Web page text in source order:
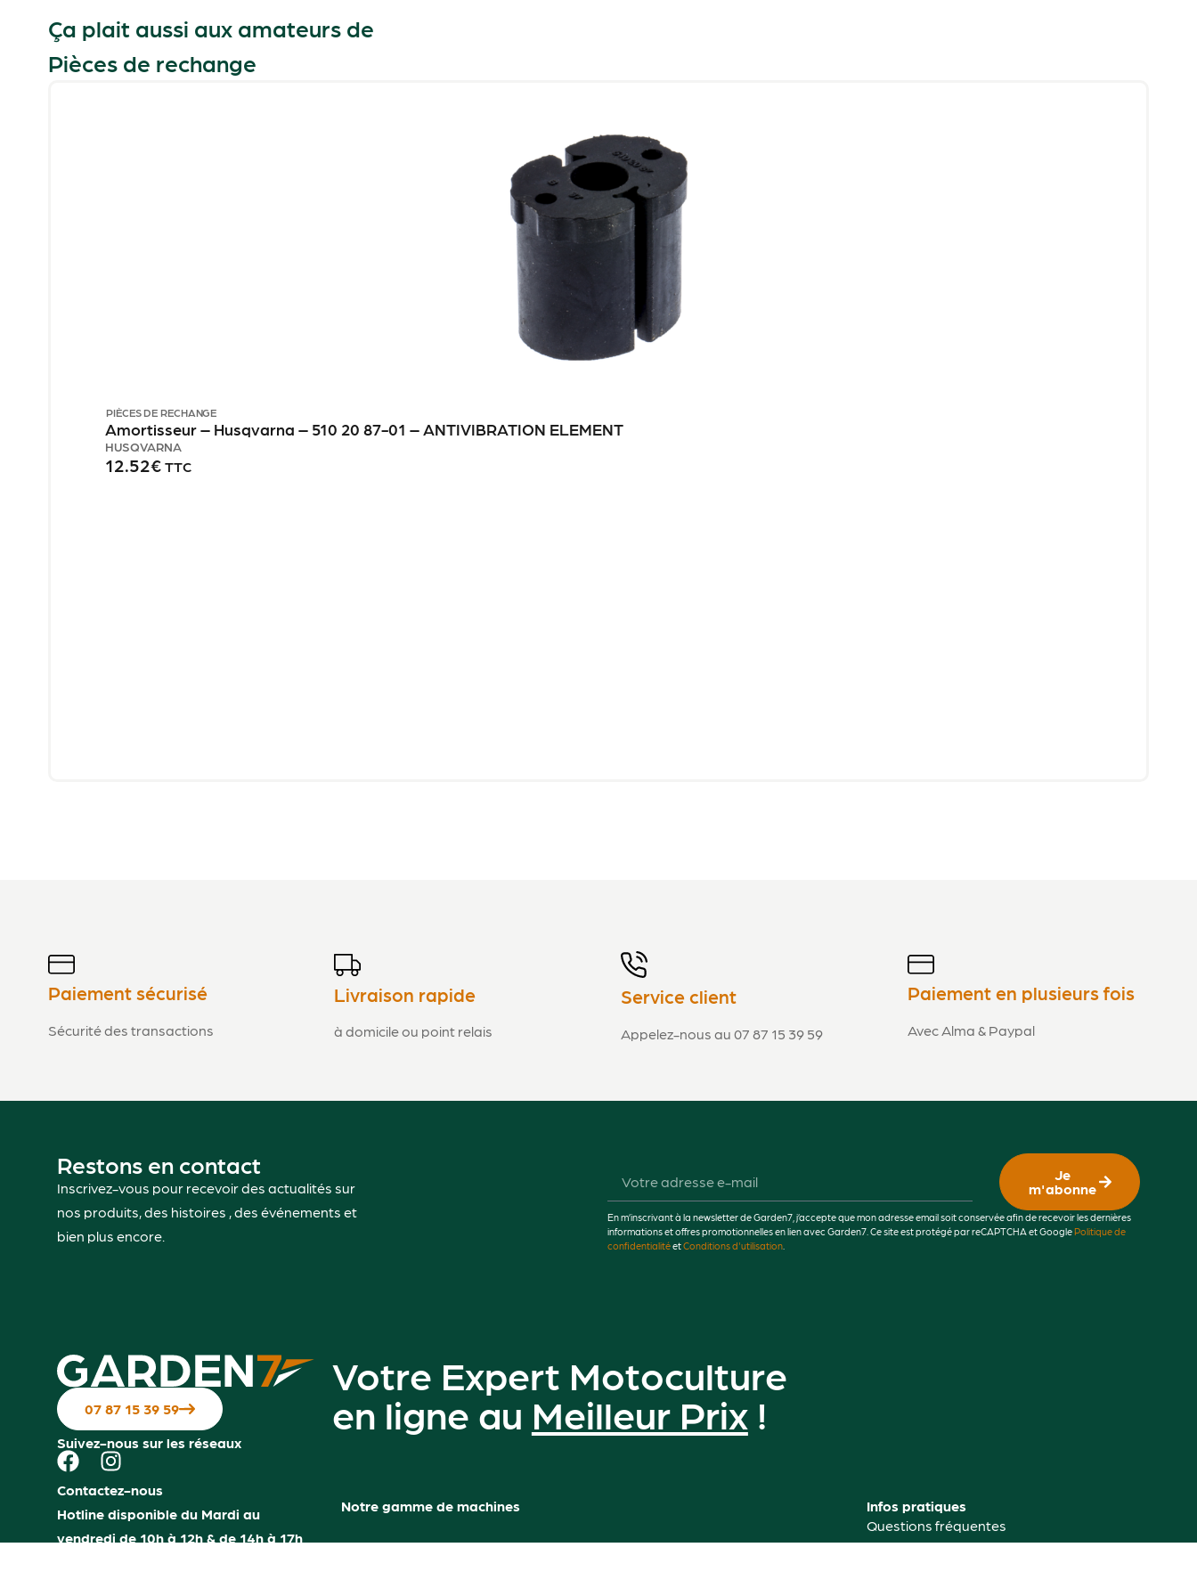
Ça plait aussi aux amateurs de
Pièces de rechange
PIÈCES DE RECHANGE
Amortisseur – Husqvarna – 510 20 87-01 – ANTIVIBRATION ELEMENT
HUSQVARNA
12.52€ TTC
Paiement sécurisé
Sécurité des transactions
Livraison rapide
à domicile ou point relais
Service client
Appelez-nous au 07 87 15 39 59
Paiement en plusieurs fois
Avec Alma & Paypal
Restons en contact
Inscrivez-vous pour recevoir des actualités sur
nos produits, des histoires , des événements et
bien plus encore.
Je
m'abonne
En m’inscrivant à la newsletter de Garden7, j’accepte que mon adresse email soit conservée afin de recevoir les dernières
informations et offres promotionnelles en lien avec Garden7. Ce site est protégé par reCAPTCHA et GooglePolitique de
confidentialitéetConditions d'utilisation
07 87 15 39 59
Suivez-nous sur les réseaux
Contactez-nous
Hotline disponible du Mardi au
vendredi de 10h à 12h & de 14h à 17h
Votre Expert Motoculture
en ligne au Meilleur Prix!
Notre gamme de machines
Infos pratiques
Questions fréquentes